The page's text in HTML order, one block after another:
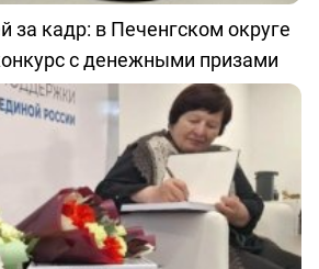
за кадр: в Печенгском округе
с денежными призами